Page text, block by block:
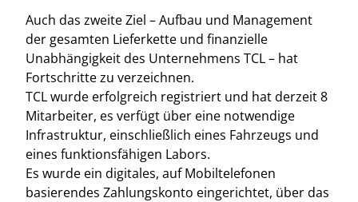
Auch das zweite Ziel – Aufbau und Management
der gesamten Lieferkette und finanzielle
Unabhängigkeit des Unternehmens TCL – hat
Fortschritte zu verzeichnen.
TCL wurde erfolgreich registriert und hat derzeit 8
Mitarbeiter, es verfügt über eine notwendige
Infrastruktur, einschließlich eines Fahrzeugs und
eines funktionsfähigen Labors.
Es wurde ein digitales, auf Mobiltelefonen
basierendes Zahlungskonto eingerichtet, über das